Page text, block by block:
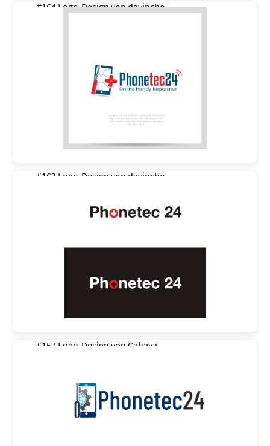
#164 Logo-Design vondavincho
#163 Logo-Design von davincho
#157 Logo-Design von Cahaya